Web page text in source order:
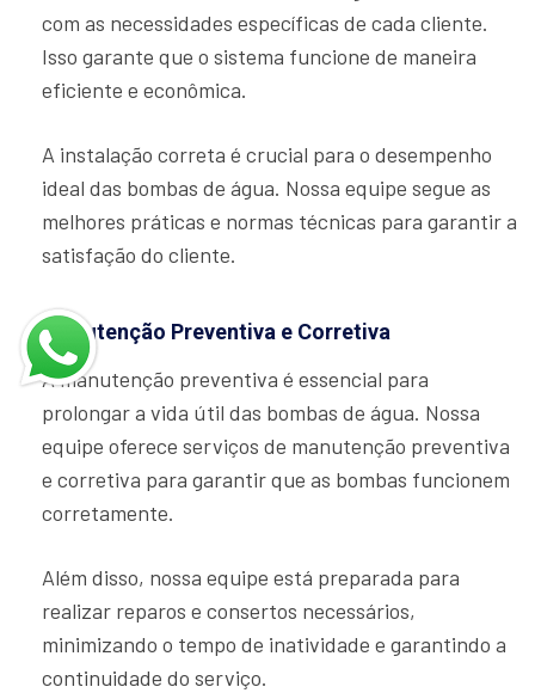
com as necessidades específicas de cada cliente.
Isso garante que o sistema funcione de maneira
eficiente e econômica.
A instalação correta é crucial para o desempenho
ideal das bombas de água. Nossa equipe segue as
melhores práticas e normas técnicas para garantir a
satisfação do cliente.
Manutenção Preventiva e Corretiva
A manutenção preventiva é essencial para
prolongar a vida útil das bombas de água. Nossa
equipe oferece serviços de manutenção preventiva
e corretiva para garantir que as bombas funcionem
corretamente.
Além disso, nossa equipe está preparada para
realizar reparos e consertos necessários,
minimizando o tempo de inatividade e garantindo a
continuidade do serviço.